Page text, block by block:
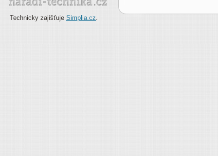
Technicky zajišťuje Simplia.cz.